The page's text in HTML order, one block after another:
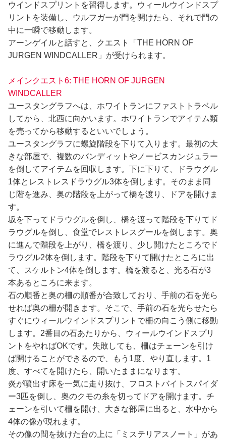
ウインドスプリントを習得します。ウィールウインドスプ
リントを装備し、ウルフガーが門を開けたら、それで門の
中に一瞬で移動します。
アーンゲイルと話すと、クエスト「THE HORN OF
JURGEN WINDCALLER」が受けられます。
メインクエスト6: THE HORN OF JURGEN
WINDCALLER
ユースタングラフへは、ホワイトランにファストトラベル
してから、北西に向かいます。ホワイトランでアイテム類
を売ってから移動するといいでしょう。
ユースタングラフに螺旋階段を下りて入ります。最初の大
きな部屋で、複数のバンディットやノービスカンジュラー
を倒してアイテムを回収します。下に下りて、ドラウグル
1体とレストレスドラウグル3体を倒します。そのまま同
じ階を進み、奥の階段を上がって橋を渡り、ドアを開けま
す。
坂を下ってドラウグルを倒し、橋を渡って階段を下りてド
ラウグルを倒し、食堂でレストレスグールを倒します。奥
に進んで階段を上がり、橋を渡り、少し開けたところでド
ラウグル2体を倒します。階段を下りて開けたところに出
て、スケルトン4体を倒します。橋を渡ると、光る石が3
本あるところに来ます。
石の順番と奥の柵の順番が合致しており、手前の石を光ら
せれば奥の柵が開きます。そこで、手前の石を光らせたら
すぐにウィールウインドスプリントで柵の向こう側に移動
します。2番目の石あたりから、ウィールウインドスプリ
ントをやればOKです。失敗しても、柵はチェーンを引け
ば開けることができるので、もう1度、やり直します。1
度、すべてを開けたら、開いたままになります。
炎が噴出す床を一気に走り抜け、フロストバイトスパイダ
ー3匹を倒し、奥のクモの糸を切ってドアを開けます。チ
ェーンを引いて柵を開け、大きな部屋に出ると、水中から
4体の像が現れます。
その像の間を抜けた台の上に「ミステリアスノート」があ